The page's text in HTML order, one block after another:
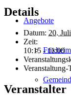
Angebote
Details
Datum: 20.
Zeit:
10:15 - 11:00
Veranstaltung-
Veranstalter